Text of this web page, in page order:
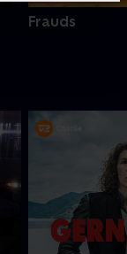
Frauds